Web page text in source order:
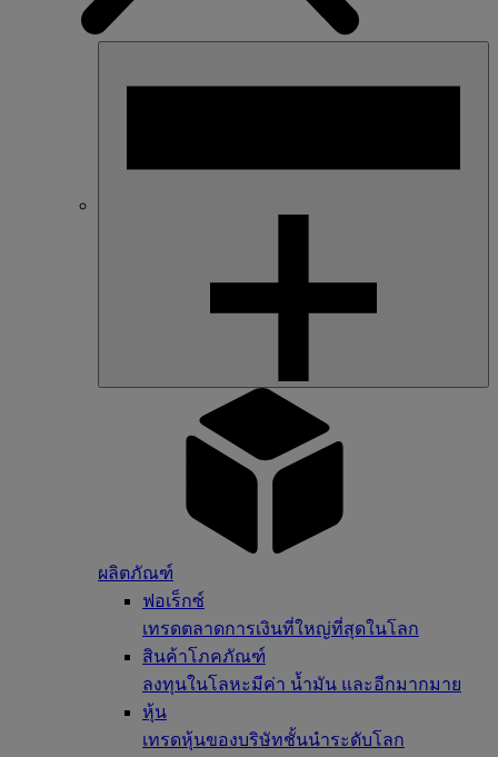
ผลิตภัณฑ์
ฟอเร็กซ์
เทรดตลาดการเงินที่ใหญ่ที่สุดในโลก
สินค้าโภคภัณฑ์
ลงทุนในโลหะมีค่า น้ำมัน และอีกมากมาย
หุ้น
เทรดหุ้นของบริษัทชั้นนำระดับโลก